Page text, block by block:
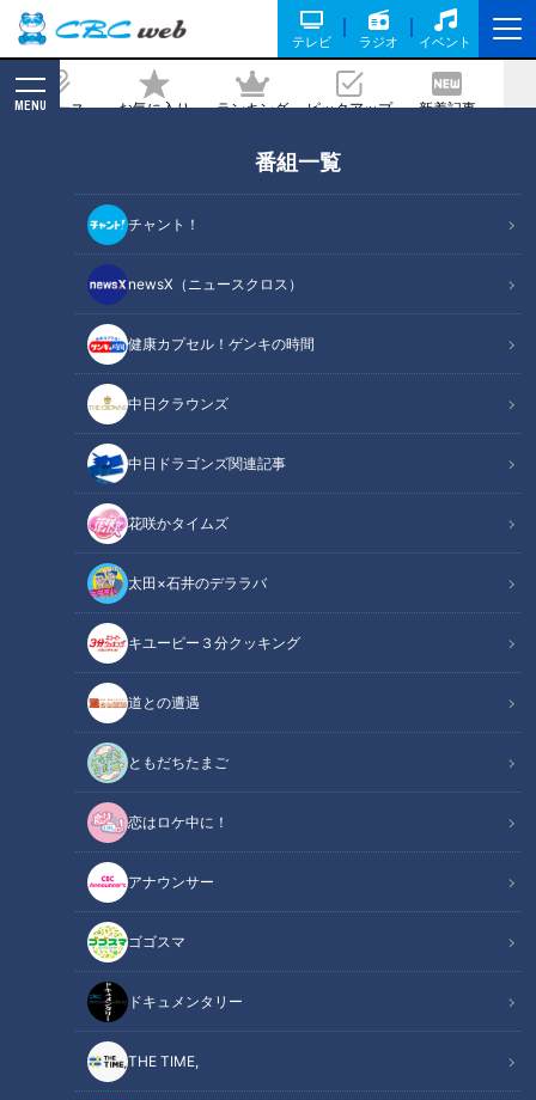
テレビ ラジオ イベント
ニュース お気に入り ランキング ピックアップ 新着記事
MENU
番組一覧
チャント！
newsX（ニュースクロス）
健康カプセル！ゲンキの時間
中日クラウンズ
中日ドラゴンズ関連記事
花咲かタイムズ
太田×石井のデララバ
キユーピー３分クッキング
道との遭遇
ともだちたまご
恋はロケ中に！
アナウンサー
ゴゴスマ
ドキュメンタリー
THE TIME,
もは小学生に「隠れなきゃいけない存在
なのか」若いシングルマザーに立ちはだ
かった壁
2024/04/08 21:00
ドキュメンタリー
長編ドキュメンタリー
14歳のときに妊娠し、１人で産む決断をした愛知県に住む少
女の「その後」を取材しました。
若いシングルマザーに立ちはだかった壁とは。
この記事を見たあなたへのおすすめ